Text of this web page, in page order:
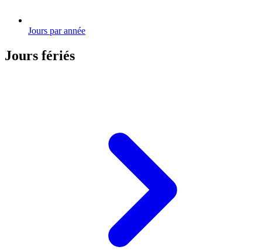
Jours par année
Jours fériés